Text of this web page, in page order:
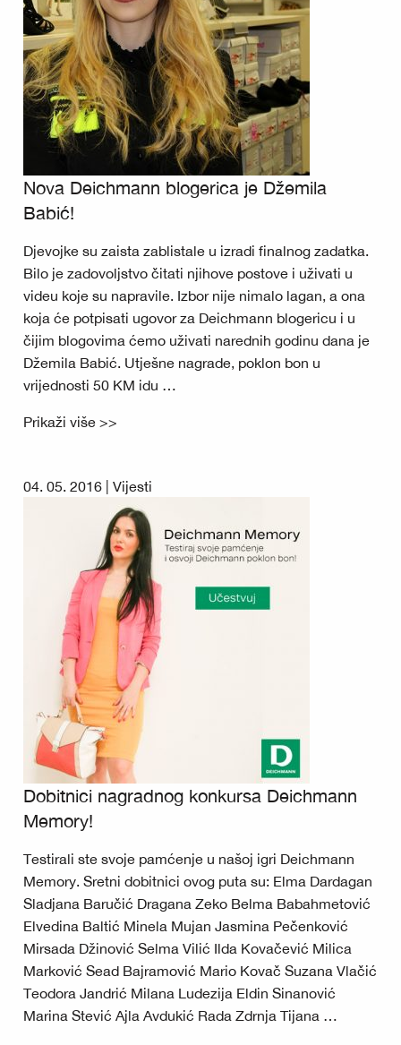
Nova Deichmann blogerica je Džemila
Babić!
Djevojke su zaista zablistale u izradi finalnog zadatka.
Bilo je zadovoljstvo čitati njihove postove i uživati u
videu koje su napravile. Izbor nije nimalo lagan, a ona
koja će potpisati ugovor za Deichmann blogericu i u
čijim blogovima ćemo uživati narednih godinu dana je
Džemila Babić. Utješne nagrade, poklon bon u
vrijednosti 50 KM idu …
Prikaži više >>
04. 05. 2016 | Vijesti
Dobitnici nagradnog konkursa Deichmann
Memory!
Testirali ste svoje pamćenje u našoj igri Deichmann
Memory. Sretni dobitnici ovog puta su: Elma Dardagan
Sladjana Baručić Dragana Zeko Belma Babahmetović
Elvedina Baltić Minela Mujan Jasmina Pečenković
Mirsada Džinović Selma Vilić Ilda Kovačević Milica
Marković Sead Bajramović Mario Kovač Suzana Vlačić
Teodora Jandrić Milana Ludezija Eldin Sinanović
Marina Stević Ajla Avdukić Rada Zdrnja Tijana …